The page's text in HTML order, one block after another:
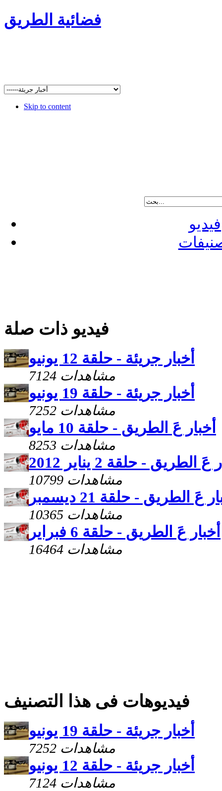
فضائية الطريق
Skip to content
فيديو
فيديو ذات صلة
أخبار جريئة - حلقة 12 يونيو
7124 مشاهدات
أخبار جريئة - حلقة 19 يونيو
7252 مشاهدات
أخبار عَ الطريق - حلقة 10 مايو
8253 مشاهدات
الطريق - حلقة 2 يناير 2012
10799 مشاهدات
عَ الطريق - حلقة 21 ديسمبر
10365 مشاهدات
أخبار عَ الطريق - حلقة 6 فبراير
16464 مشاهدات
فيديوهات فى هذا التصنيف
أخبار جريئة - حلقة 19 يونيو
7252 مشاهدات
أخبار جريئة - حلقة 12 يونيو
7124 مشاهدات